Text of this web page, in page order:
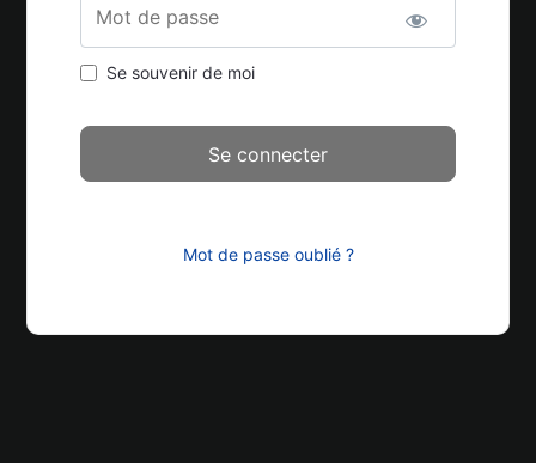
Mot de passe
Se souvenir de moi
Mot de passe oublié ?